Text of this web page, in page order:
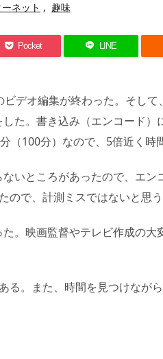
ネット , 趣味
Pocket LINE
デオ編集が終わった。そし
た。書き込み（エンコード）
（100分）なので、5倍近く時
いところがあったので、エン
で、計測ミスではないと思う
。映画監督やテレビ作成の
。また、時間を見つけながら